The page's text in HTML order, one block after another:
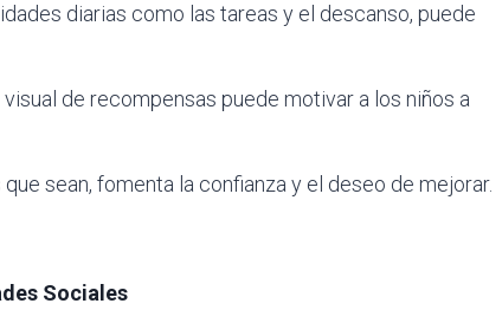
diarias como las tareas y el descanso, puede
de recompensas puede motivar a los niños a
sean, fomenta la confianza y el deseo de mejorar.
Sociales